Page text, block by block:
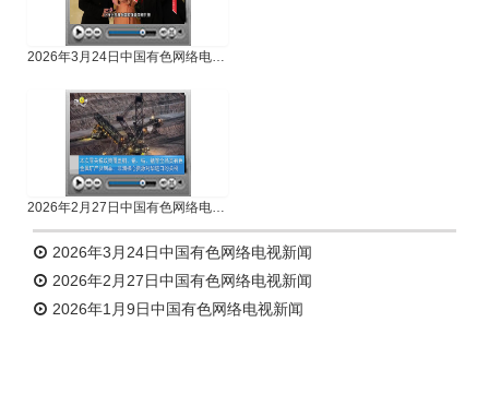
2026年3月24日中国有色网络电视新闻
2026年2月27日中国有色网络电视新闻
2026年3月24日中国有色网络电视新闻
2026年2月27日中国有色网络电视新闻
2026年1月9日中国有色网络电视新闻